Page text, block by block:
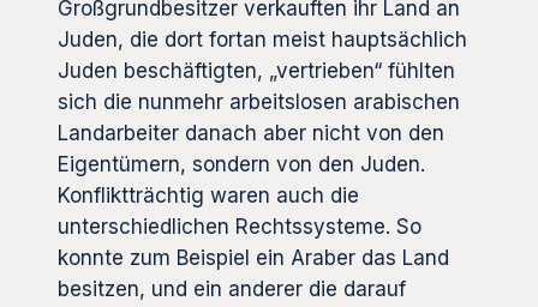
Großgrundbesitzer verkauften ihr Land an
Juden, die dort fortan meist hauptsächlich
Juden beschäftigten, „vertrieben“ fühlten
sich die nunmehr arbeitslosen arabischen
Landarbeiter danach aber nicht von den
Eigentümern, sondern von den Juden.
Konfliktträchtig waren auch die
unterschiedlichen Rechtssysteme. So
konnte zum Beispiel ein Araber das Land
besitzen, und ein anderer die darauf